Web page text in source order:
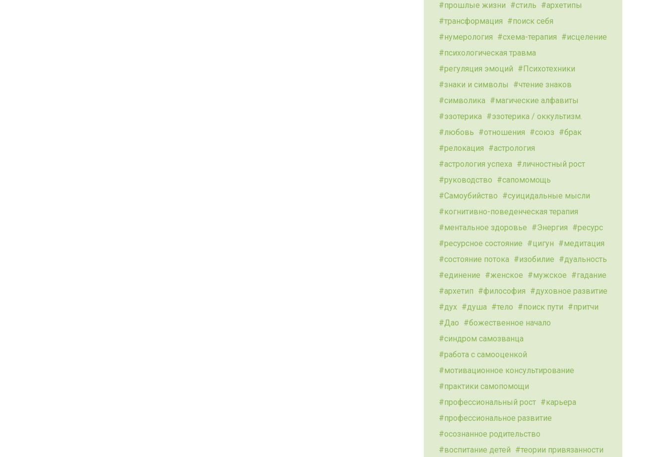
прошлые жизни
стиль
архетипы
трансформация
поиск себя
нумерология
схема-терапия
исцеление
психологическая травма
регуляция эмоций
Психотехники
знаки и символы
чтение знаков
символика
магические алфавиты
эзотерика
эзотерика / оккультизм.
любовь
отношения союз
брак
релокация
астрология
астрология успеха
личностный рост
руководство
сапомомощь
Самоубийство
суицидальные мысли
когнитивно-поведенческая терапия
ментальное здоровье
Энергия
ресурс
ресурсное состояние
цигун
медитация
состояние потока
изобилие
дуальность
единение
женское мужское
гадание
архетип
философия
духовное развитие
дух
душа тело поиск пути
притчи
Дао
божественное начало
синдром самозванца
работа с самооценкой
мотивационное консультирование
практики самопомощи
профессиональный рост
карьера
профессиональное развитие
осознанное родительство
воспитание детей
теории привязанности